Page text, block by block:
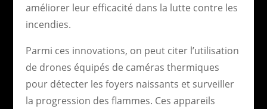
améliorer leur efficacité dans la lutte contre les
incendies.
Parmi ces innovations, on peut citer l’utilisation
de drones équipés de caméras thermiques
pour détecter les foyers naissants et surveiller
la progression des flammes. Ces appareils